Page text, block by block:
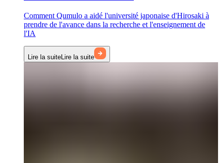
Comment Qumulo a aidé l'université japonaise d'Hirosaki à
prendre de l'avance dans la recherche et l'enseignement de
l'IA
Lire la suiteLire la suite